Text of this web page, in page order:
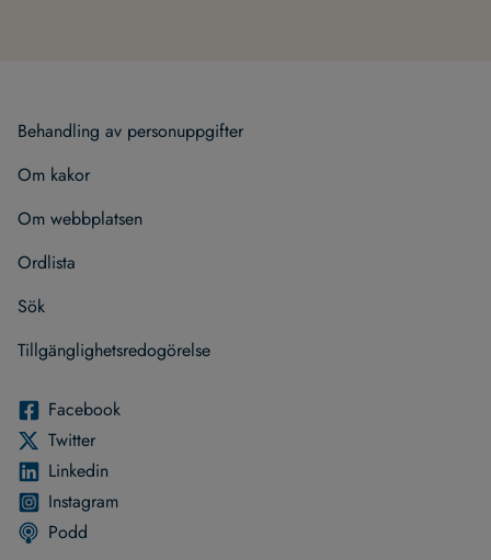
Behand­ling av per­son­upp­gif­ter
Om kakor
Om webb­plat­sen
Ord­lista
Sök
Till­gäng­lig­hets­re­do­gö­relse
Face­book
Twit­ter
Lin­ke­din
Instagram
Podd